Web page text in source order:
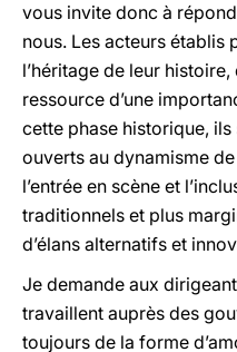
vous invite donc à
nous. Les acteurs établis
l’héritage de leur
ressource d’une
cette phase historique,
ouverts au dynamisme
l’entrée en scène et
traditionnels et plus
d’élans alternatifs et
Je demande aux
travaillent auprès des
toujours de la forme